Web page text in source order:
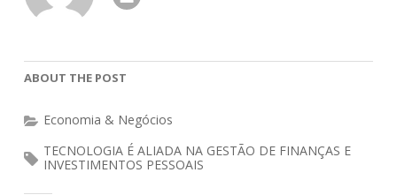
ABOUT THE POST
Economia & Negócios
TECNOLOGIA É ALIADA NA GESTÃO DE FINANÇAS E
INVESTIMENTOS PESSOAIS